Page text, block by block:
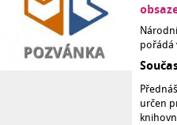
určen